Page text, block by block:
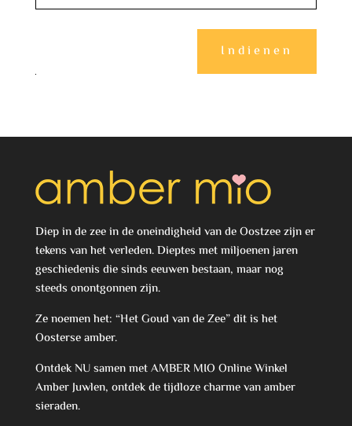
Indienen
Diep in de zee in de oneindigheid van de Oostzee zijn er
tekens van het verleden. Dieptes met miljoenen jaren
geschiedenis die sinds eeuwen bestaan, maar nog
steeds onontgonnen zijn.
Ze noemen het: “Het Goud van de Zee” dit is het
Oosterse amber.
Ontdek NU samen met AMBER MIO Online Winkel
Amber Juwlen, ontdek de tijdloze charme van amber
sieraden.